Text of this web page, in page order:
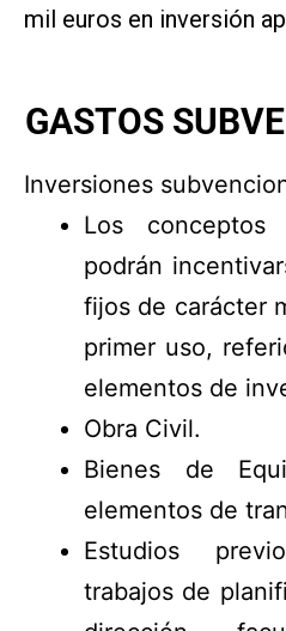
mil euros en inversión
GASTOS
Inversiones
Los
podrán
fijos de carácter
primer uso,
elementos de
Obra Civil.
Bienes de
elementos de
Estudios
trabajos de